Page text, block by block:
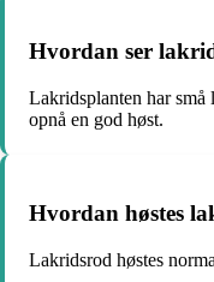
Hvordan ser
Lakridsplanten har
opnå en god høst.
Hvordan høstes
Lakridsrod høstes